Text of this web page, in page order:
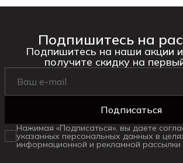
Подпишитесь на
Подпишитесь на наши акции
получите скидку на
Подписаться
Нажимая «Подписаться», вы даете
указанных персональных данных в
информационной и рекламной рассылки